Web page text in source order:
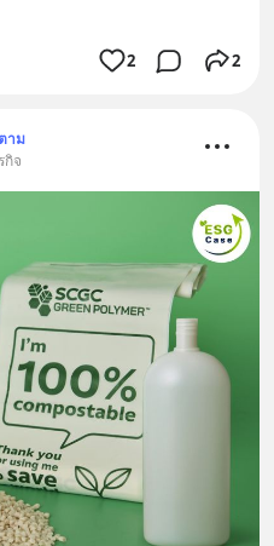
2 2
าม
กิจ